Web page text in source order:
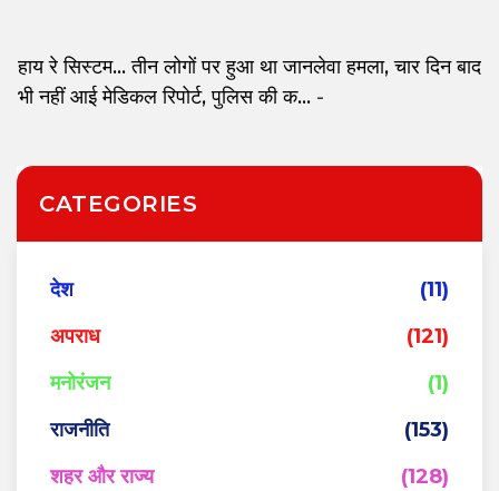
हाय रे सिस्टम... तीन लोगों पर हुआ था जानलेवा हमला, चार दिन बाद
भी नहीं आई मेडिकल रिपोर्ट, पुलिस की क... -
CATEGORIES
देश
(11)
अपराध
(121)
मनोरंजन
(1)
राजनीति
(153)
शहर और राज्य
(128)